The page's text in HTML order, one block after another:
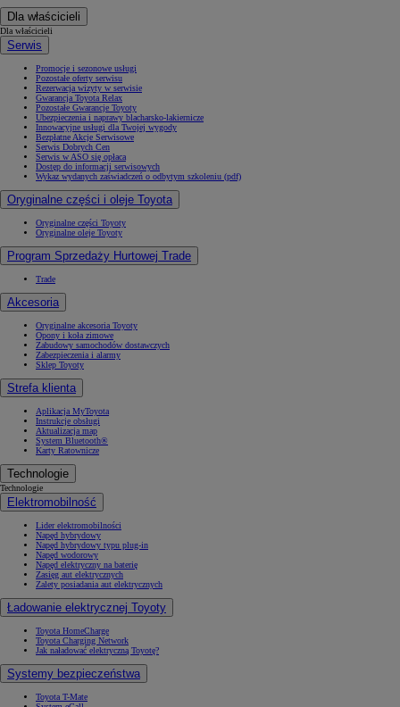
Dla właścicieli
Dla właścicieli
Serwis
Promocje i sezonowe usługi
Pozostałe oferty serwisu
Rezerwacja wizyty w serwisie
Gwarancja Toyota Relax
Pozostałe Gwarancje Toyoty
Ubezpieczenia i naprawy blacharsko-lakiernicze
Innowacyjne usługi dla Twojej wygody
Bezpłatne Akcje Serwisowe
Serwis Dobrych Cen
Serwis w ASO się opłaca
Dostęp do informacji serwisowych
Wykaz wydanych zaświadczeń o odbytym szkoleniu (pdf)
Oryginalne części i oleje Toyota
Oryginalne części Toyoty
Oryginalne oleje Toyoty
Program Sprzedaży Hurtowej Trade
Trade
Akcesoria
Oryginalne akcesoria Toyoty
Opony i koła zimowe
Zabudowy samochodów dostawczych
Zabezpieczenia i alarmy
Sklep Toyoty
Strefa klienta
Aplikacja MyToyota
Instrukcje obsługi
Aktualizacja map
System Bluetooth®
Karty Ratownicze
Technologie
Technologie
Elektromobilność
Lider elektromobilności
Napęd hybrydowy
Napęd hybrydowy typu plug-in
Napęd wodorowy
Napęd elektryczny na baterię
Zasięg aut elektrycznych
Zalety posiadania aut elektrycznych
Ładowanie elektrycznej Toyoty
Toyota HomeCharge
Toyota Charging Network
Jak naładować elektryczną Toyotę?
Systemy bezpieczeństwa
Toyota T-Mate